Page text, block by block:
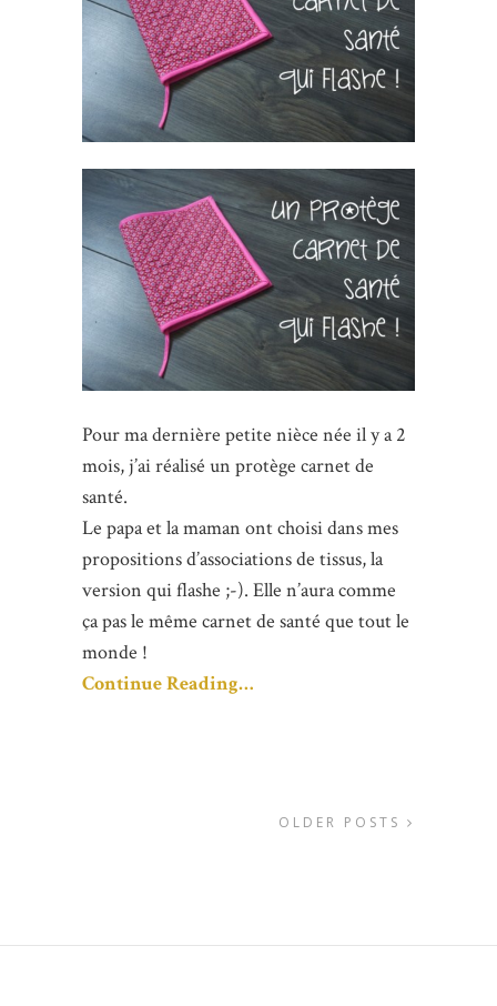
Pour ma dernière petite nièce née il y a 2
mois, j’ai réalisé un protège carnet de
santé.
Le papa et la maman ont choisi dans mes
propositions d’associations de tissus, la
version qui flashe ;-). Elle n’aura comme
ça pas le même carnet de santé que tout le
monde !
Continue Reading…
OLDER POSTS